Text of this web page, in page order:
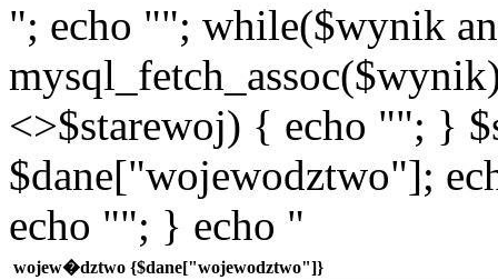
"; echo ""; while($wynik
<>$starewoj) { echo ""; }
$dane["wojewodztwo"];
echo ""; } echo "
wojew�dztwo {$dane["wojewodztwo"]}